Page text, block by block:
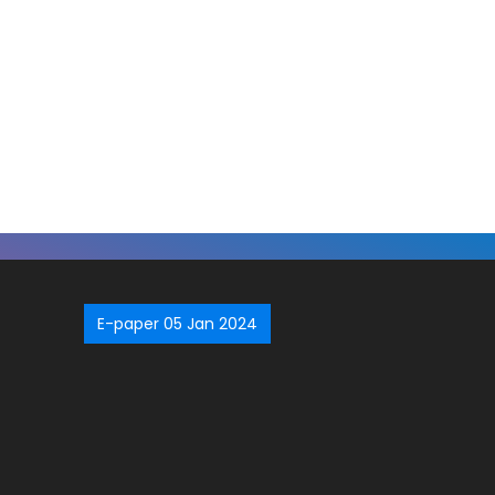
E-paper 05 Jan 2024